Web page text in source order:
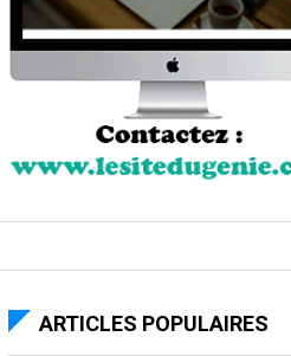
ARTICLES POPULAIRES